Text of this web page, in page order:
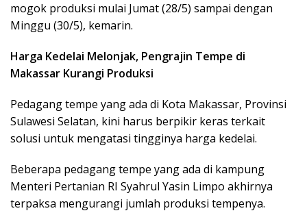
mogok produksi mulai Jumat (28/5) sampai dengan
Minggu (30/5), kemarin.
Harga Kedelai Melonjak, Pengrajin Tempe di
Makassar Kurangi Produksi
Pedagang tempe yang ada di Kota Makassar, Provinsi
Sulawesi Selatan, kini harus berpikir keras terkait
solusi untuk mengatasi tingginya harga kedelai.
Beberapa pedagang tempe yang ada di kampung
Menteri Pertanian RI Syahrul Yasin Limpo akhirnya
terpaksa mengurangi jumlah produksi tempenya.